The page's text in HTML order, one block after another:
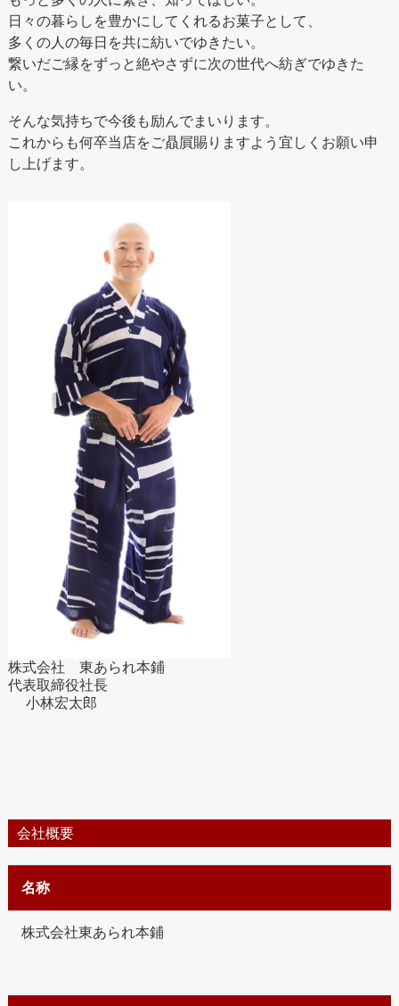
日々の暮らしを豊かにしてくれるお菓子として、
多くの人の毎日を共に紡いでゆきたい。
繋いだご縁をずっと絶やさずに次の世代へ紡ぎでゆきた
い。
そんな気持ちで今後も励んでまいります。
これからも何卒当店をご贔屓賜りますよう宜しくお願い申
し上げます。
株式会社 東あられ本鋪
代表取締役社長
小林宏太郎
会社概要
名称
株式会社東あられ本鋪